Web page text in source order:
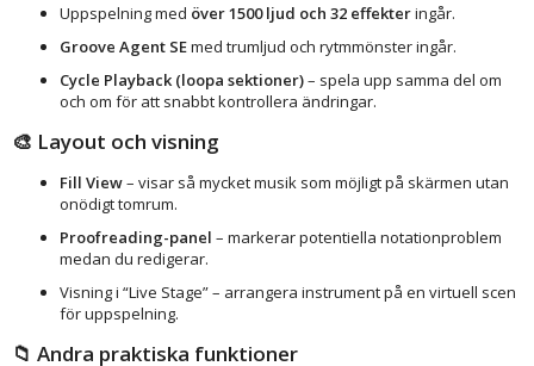
Uppspelning med över 1500 ljud och 32 effekteringår.
Groove Agent SEmed trumljud och rytmmönster ingår.
Cycle Playback (loopa sektioner)– spela upp samma del om
och om för att snabbt kontrollera ändringar.
🎨 Layout och visning
Fill View– visar så mycket musik som möjligt på skärmen utan
onödigt tomrum.
Proofreading-panel – markerar potentiella notationproblem
medan du redigerar.
Visning i “Live Stage” – arrangera instrument på en virtuell scen
för uppspelning.
📁 Andra praktiska funktioner